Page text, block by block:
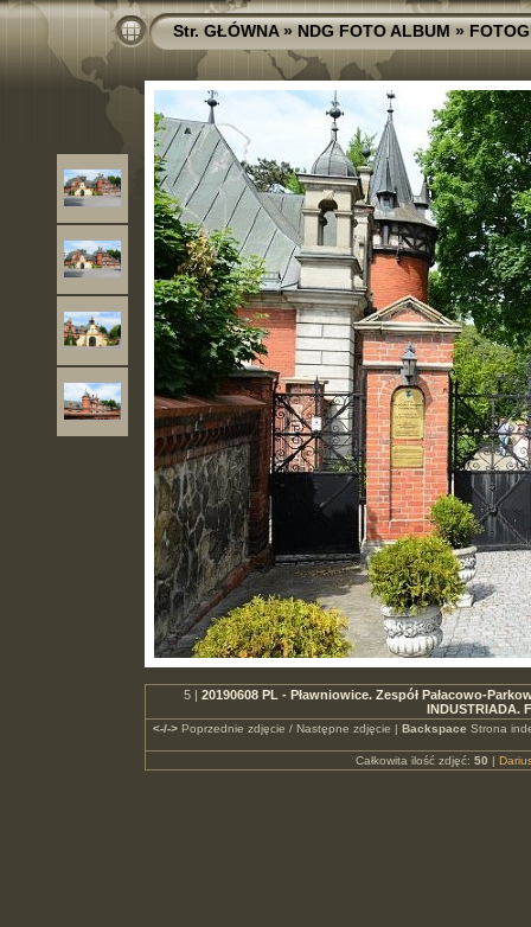
Str. GŁÓWNA»NDG FOTO ALBUM»
5 | 20190608 PL - Pławniowice. Zespół Pałacowo-
INDUSTRIADA.
<-/->Poprzednie zdjęcie / Następne zdjęcie | Backspace Strona
Całkowita ilość zdjęć: 50 |